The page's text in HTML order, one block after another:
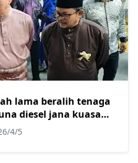
lama beralih tenaga
diesel jana kuasa
4/5